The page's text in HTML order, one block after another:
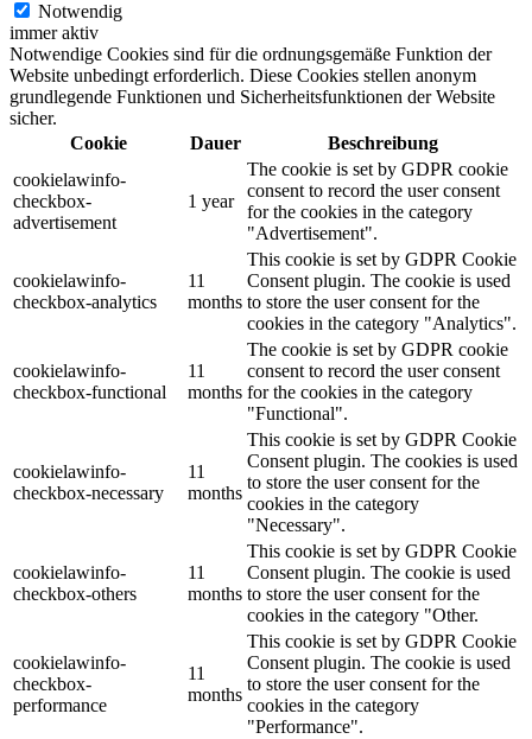
Notwendig
immer aktiv
Notwendige Cookies sind für die ordnungsgemäße Funktion der
Website unbedingt erforderlich. Diese Cookies stellen anonym
grundlegende Funktionen und Sicherheitsfunktionen der Website
sicher.
Cookie
Dauer
Beschreibung
cookielawinfo-
checkbox-
advertisement
1 year
The cookie is set by GDPR cookie
consent to record the user consent
for the cookies in the category
"Advertisement".
cookielawinfo-
checkbox-analytics
11
months
This cookie is set by GDPR Cookie
Consent plugin. The cookie is used
to store the user consent for the
cookies in the category "Analytics".
cookielawinfo-
checkbox-functional
11
months
The cookie is set by GDPR cookie
consent to record the user consent
for the cookies in the category
"Functional".
cookielawinfo-
checkbox-necessary
11
months
This cookie is set by GDPR Cookie
Consent plugin. The cookies is used
to store the user consent for the
cookies in the category
"Necessary".
cookielawinfo-
checkbox-others
11
months
This cookie is set by GDPR Cookie
Consent plugin. The cookie is used
to store the user consent for the
cookies in the category "Other.
cookielawinfo-
checkbox-
performance
11
months
This cookie is set by GDPR Cookie
Consent plugin. The cookie is used
to store the user consent for the
cookies in the category
"Performance".